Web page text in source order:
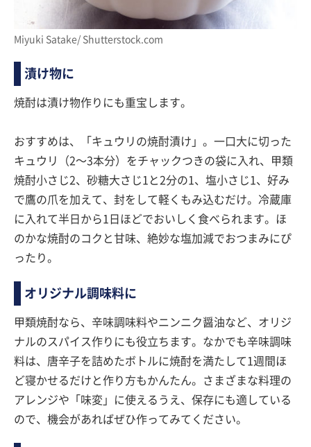
Miyuki Satake/ Shutterstock.com
漬け物に
焼酎は漬け物作りにも重宝します。
おすすめは、「キュウリの焼酎漬け」。一口大に切った
キュウリ（2〜3本分）をチャックつきの袋に入れ、甲類
焼酎小さじ2、砂糖大さじ1と2分の1、塩小さじ1、好み
で鷹の爪を加えて、封をして軽くもみ込むだけ。冷蔵庫
に入れて半日から1日ほどでおいしく食べられます。ほ
のかな焼酎のコクと甘味、絶妙な塩加減でおつまみにぴ
ったり。
オリジナル調味料に
甲類焼酎なら、辛味調味料やニンニク醤油など、オリジ
ナルのスパイス作りにも役立ちます。なかでも辛味調味
料は、唐辛子を詰めたボトルに焼酎を満たして1週間ほ
ど寝かせるだけと作り方もかんたん。さまざまな料理の
アレンジや「味変」に使えるうえ、保存にも適している
ので、機会があればぜひ作ってみてください。